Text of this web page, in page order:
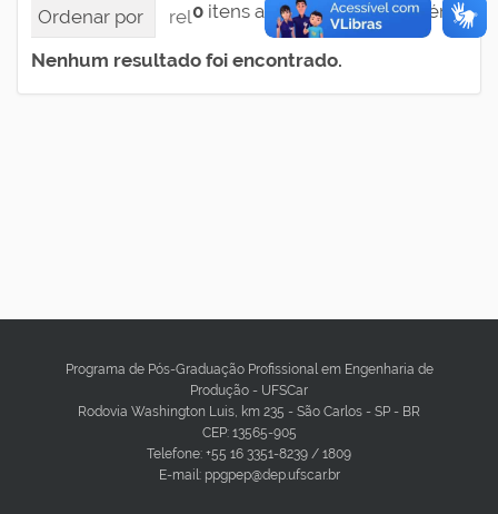
0 itens atendem ao seu critério.
Ordenar por relevância
data (mais recente
Nenhum resultado foi encontrado.
Programa de Pós-Graduação Profissional em Engenharia de
Produção - UFSCar
Rodovia Washington Luis, km 235 - São Carlos - SP - BR
CEP: 13565-905
Telefone: +55 16 3351-8239 / 1809
E-mail: ppgpep@dep.ufscar.br